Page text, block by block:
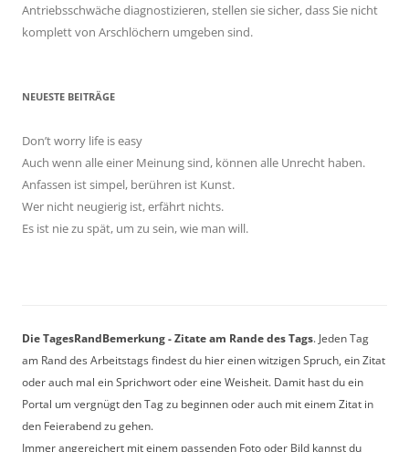
Antriebsschwäche diagnostizieren, stellen sie sicher, dass Sie nicht
komplett von Arschlöchern umgeben sind.
NEUESTE BEITRÄGE
Don’t worry life is easy
Auch wenn alle einer Meinung sind, können alle Unrecht haben.
Anfassen ist simpel, berühren ist Kunst.
Wer nicht neugierig ist, erfährt nichts.
Es ist nie zu spät, um zu sein, wie man will.
Die TagesRandBemerkung - Zitate am Rande des Tags. Jeden Tag
am Rand des Arbeitstags findest du hier einen witzigen Spruch, ein Zitat
oder auch mal ein Sprichwort oder eine Weisheit. Damit hast du ein
Portal um vergnügt den Tag zu beginnen oder auch mit einem Zitat in
den Feierabend zu gehen.
Immer angereichert mit einem passenden Foto oder Bild kannst du